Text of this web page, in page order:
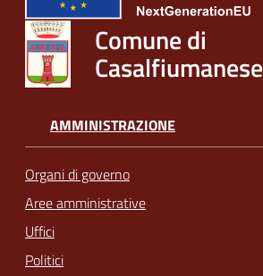
Comune di
Casalfiumanese
AMMINISTRAZIONE
Organi di governo
Aree amministrative
Uffici
Politici